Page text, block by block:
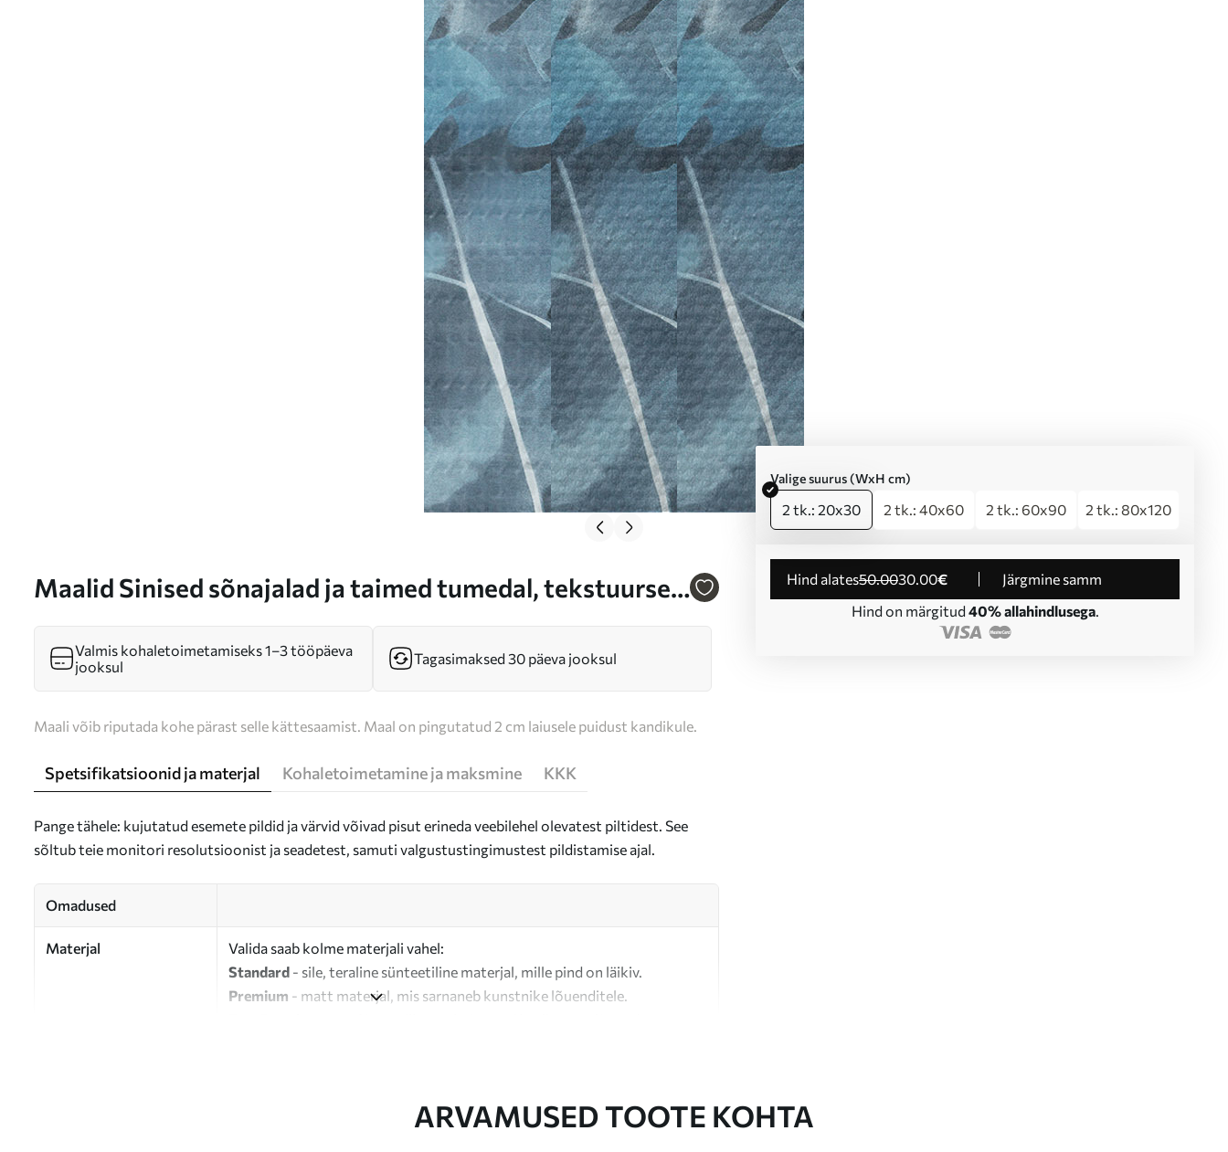
Maalid Sinised sõnajalad ja taimed tumedal, tekstuurse
röntgeniefekt Nr m01121
Valige suurus (WxH cm)
2 tk.: 20x30 2 tk.: 40x60 2 tk.: 60x90 2 tk.: 80x120
Hind alates50.0030.00€
Järgmine samm
Hind on märgitud 40% allahindlusega.
Valmis kohaletoimetamiseks 1–3 tööpäeva
jooksul
Tagasimaksed 30 päeva jooksul
Maali võib riputada kohe pärast selle kättesaamist. Maal on pingutatud 2 cm laiusele puidust kandikule.
Spetsifikatsioonid ja materjal Kohaletoimetamine ja maksmine KKK
Pange tähele: kujutatud esemete pildid ja värvid võivad pisut erineda veebilehel olevatest piltidest. See
sõltub teie monitori resolutsioonist ja seadetest, samuti valgustustingimustest pildistamise ajal.
Omadused
Materjal
Valida saab kolme materjali vahel:
Standard - sile, teraline sünteetiline materjal, mille pind on läikiv.
Premium - matt materjal, mis sarnaneb kunstnike lõuenditele.
ARVAMUSED TOOTE KOHTA